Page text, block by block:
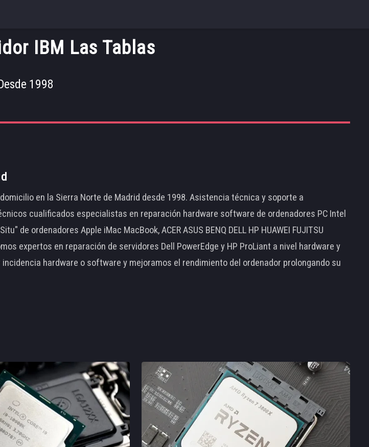
IBM Las Tablas
1998
en la Sierra Norte de Madrid desde 1998. Asistencia técnica y soporte a
cualificados especialistas en reparación hardware software de ordenadores PC Intel
de ordenadores Apple iMac MacBook, ACER ASUS BENQ DELL HP HUAWEI FUJITSU
expertos en reparación de servidores Dell PowerEdge y HP ProLiant a nivel hardware y
hardware o software y mejoramos el rendimiento del ordenador prolongando su